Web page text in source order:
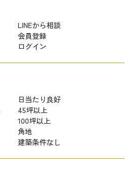
LINEから相談
会員登録
ログイン
日当たり良好
45坪以上
100坪以上
角地
建築条件なし